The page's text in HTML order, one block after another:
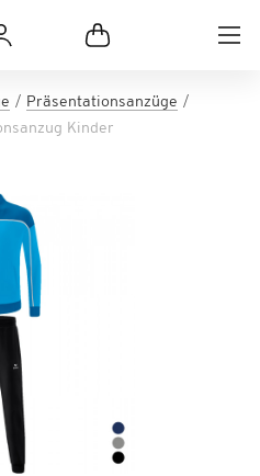
Präsentationsanzüge
Kinder